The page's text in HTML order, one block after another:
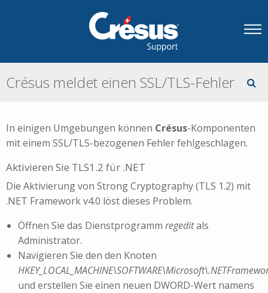
Crésus meldet einen SSL/TLS-Fehler
In einigen Umgebungen können Crésus-Komponenten
mit einem SSL/TLS-bezogenen Fehler fehlgeschlagen.
Aktivieren Sie TLS1.2 für .NET
Die Aktivierung von Strong Cryptography (TLS 1.2) mit
.NET Framework v4.0 löst dieses Problem.
Öffnen Sie das Dienstprogramm regeditals
Administrator.
Navigieren Sie den den Knoten
und erstellen Sie einen neuen DWORD-Wert namens